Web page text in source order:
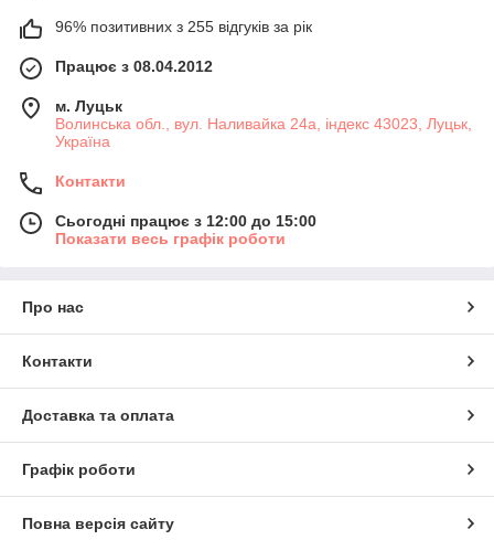
96% позитивних з 255 відгуків за рік
Працює з 08.04.2012
м. Луцьк
Волинська обл., вул. Наливайка 24а, індекс 43023, Луцьк,
Україна
Контакти
Сьогодні працює з 12:00 до 15:00
Показати весь графік роботи
Про нас
Контакти
Доставка та оплата
Графік роботи
Повна версія сайту